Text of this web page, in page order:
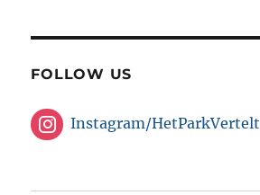
FOLLOW US
Instagram/HetParkVertelt